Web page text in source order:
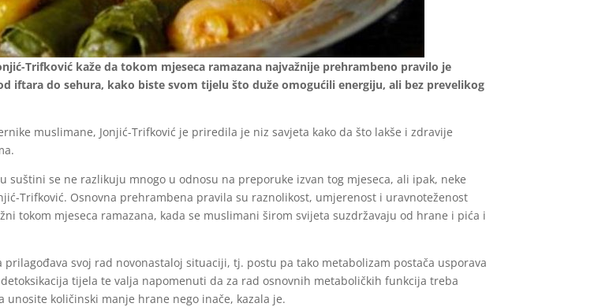
Trifković kaže da tokom mjeseca ramazana najvažnije prehrambeno pravilo je
iftara do sehura, kako biste svom tijelu što duže omogućili energiju, ali bez prevelikog
muslimane, Jonjić-Trifković je priredila je niz savjeta kako da što lakše i zdravije
se ne razlikuju mnogo u odnosu na preporuke izvan tog mjeseca, ali ipak, neke
Trifković. Osnovna prehrambena pravila su raznolikost, umjerenost i uravnoteženost
tokom mjeseca ramazana, kada se muslimani širom svijeta suzdržavaju od hrane i pića i
svoj rad novonastaloj situaciji, tj. postu pa tako metabolizam postača usporava
tijela te valja napomenuti da za rad osnovnih metaboličkih funkcija treba
količinski manje hrane nego inače, kazala je.